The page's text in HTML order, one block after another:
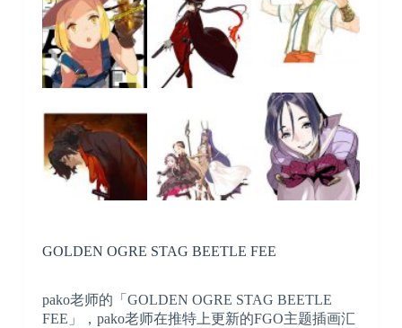
GOLDEN OGRE STAG BEETLE FEE
pako老师的「GOLDEN OGRE STAG BEETLE
FEE」，pako老师在推特上更新的FGO主题插画汇